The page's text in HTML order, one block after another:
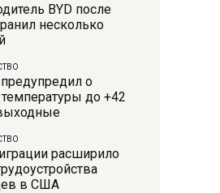
BYD после
несколько
о
до +42
расширило
в США